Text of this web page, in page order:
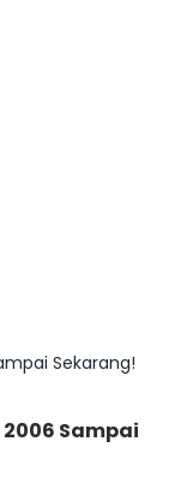
Sekarang!
Sampai